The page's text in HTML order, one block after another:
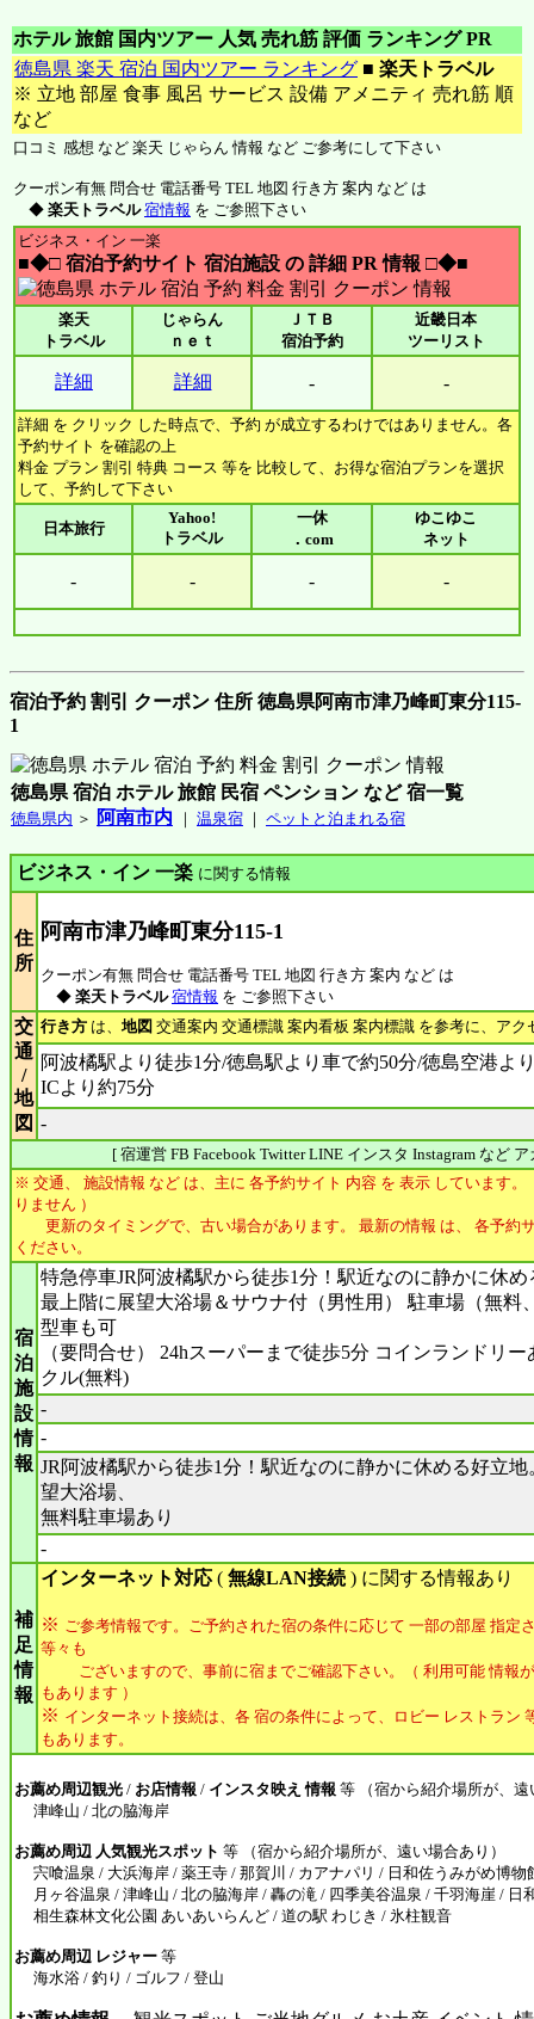
ホテル 旅館 国内ツアー 人気 売れ筋 評価 ランキング PR
徳島県 楽天 宿泊 国内ツアー ランキング ■ 楽天トラベル
※ 立地 部屋 食事 風呂 サービス 設備 アメニティ 売れ筋 順
など
口コミ 感想 など 楽天 じゃらん 情報 など ご参考にして下さい
クーポン有無 問合せ 電話番号 TEL 地図 行き方 案内 など は
◆ 楽天トラベル 宿情報 を ご参照下さい
ビジネス・イン 一楽
■◆□ 宿泊予約サイト 宿泊施設 の 詳細 PR 情報 □◆■
楽天
トラベル
じゃらん
ｎｅｔ
ＪＴＢ
宿泊予約
近畿日本
ツーリスト
詳細 詳細 - -
詳細 を クリック した時点で、予約 が成立するわけではありません。各
予約サイト を確認の上
料金 プラン 割引 特典 コース 等を 比較して、お得な宿泊プランを選択
して、予約して下さい
日本旅行
Yahoo!
トラベル
一休
．com
ゆこゆこ
ネット
- - - -
宿泊予約 割引 クーポン 住所 徳島県阿南市津乃峰町東分115-
1
徳島県 宿泊 ホテル 旅館 民宿 ペンション など 宿一覧
徳島県内 ＞ 阿南市内 ｜ 温泉宿 ｜ ペットと泊まれる宿
ビジネス・イン 一楽 に関する情報
住
所
阿南市津乃峰町東分115-1
クーポン有無 問合せ 電話番号 TEL 地図 行き方 案内 など は
◆ 楽天トラベル 宿情報 を ご参照下さい
交
通
/
地
図
行き方 は、 地図 交通案内 交通標識 案内看板 案内標識 を参考に、アク
阿波橘駅より徒歩1分/徳島駅より車で約50分/徳島空港よ
ICより約75分
-
[ 宿運営 FB Facebook Twitter LINE インスタ Instagram など
※ 交通、 施設情報 など は、主に 各予約サイト 内容 を 表示 しています。
りません ）
更新のタイミングで、古い場合があります。 最新の情報 は、 各予約
ください。
宿
泊
施
設
情
報
特急停車JR阿波橘駅から徒歩1分！駅近なのに静かに休め
最上階に展望大浴場＆サウナ付（男性用） 駐車場（無料
型車も可
（要問合せ） 24hスーパーまで徒歩5分 コインランドリ
クル(無料)
-
-
JR阿波橘駅から徒歩1分！駅近なのに静かに休める好立
望大浴場、
無料駐車場あり
-
補
足
情
報
インターネット対応 ( 無線LAN接続 ) に関する情報あり
※ ご参考情報です。ご予約された宿の条件に応じて 一部の部屋 指定
等々も
ございますので、事前に宿までご確認下さい。（ 利用可能 情報
もあります ）
※ インターネット接続は、各 宿の条件によって、ロビー レストラン
もあります。
お薦め周辺観光 / お店情報 / インスタ映え 情報 等 （宿から紹介場所が、
津峰山 / 北の脇海岸
お薦め周辺 人気観光スポット 等 （宿から紹介場所が、遠い場合あり）
宍喰温泉 / 大浜海岸 / 薬王寺 / 那賀川 / カアナパリ / 日和佐うみがめ博物
月ヶ谷温泉 / 津峰山 / 北の脇海岸 / 轟の滝 / 四季美谷温泉 / 千羽海崖 / 日
相生森林文化公園 あいあいらんど / 道の駅 わじき / 氷柱観音
お薦め周辺 レジャー 等
海水浴 / 釣り / ゴルフ / 登山